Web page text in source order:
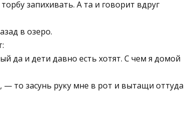
запихивать. А та и говорит вдруг
в озеро.
да и дети давно есть хотят. С чем я домой
то засунь руку мне в рот и вытащи оттуда